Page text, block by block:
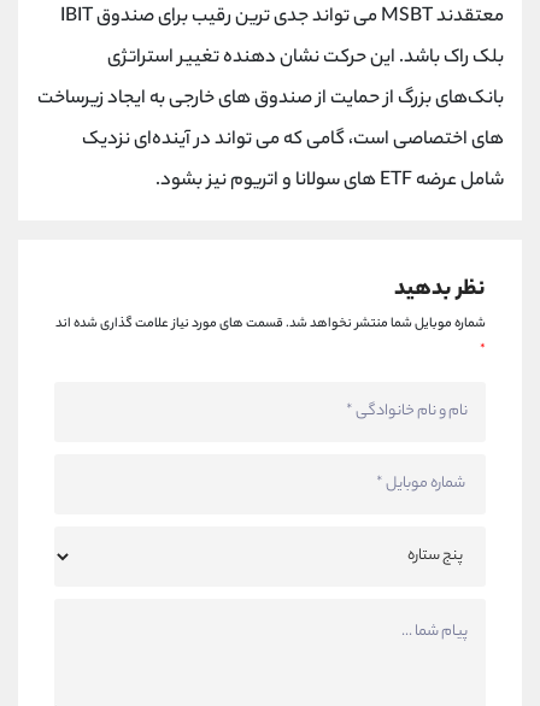
معتقدند MSBT می تواند جدی ترین رقیب برای صندوق IBIT
بلک راک باشد. این حرکت نشان دهنده تغییر استراتژی
بانک‌های بزرگ از حمایت از صندوق های خارجی به ایجاد زیرساخت
های اختصاصی است، گامی که می تواند در آینده‌ای نزدیک
شامل عرضه ETF های سولانا و اتریوم نیز بشود.
نظر بدهید
شماره موبایل شما منتشر نخواهد شد.قسمت های مورد نیاز علامت گذاری شده اند
*